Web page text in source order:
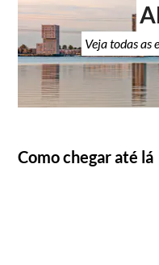
Veja todas as
Como chegar até lá